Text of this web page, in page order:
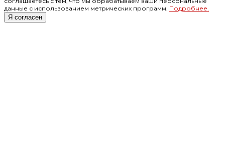
данные с использованием метрических программ. Подробнее.
Я согласен